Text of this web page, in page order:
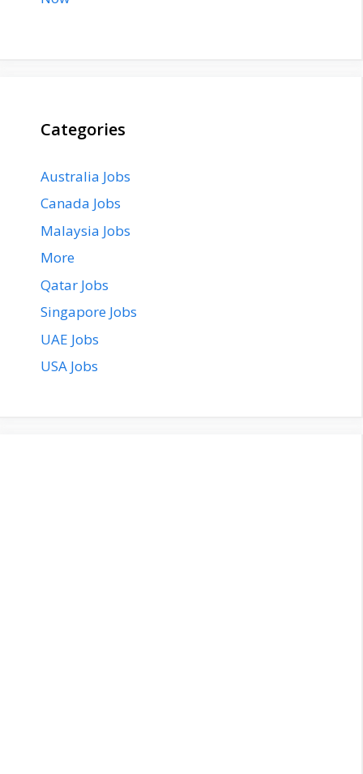
Categories
Australia Jobs
Canada Jobs
Malaysia Jobs
More
Qatar Jobs
Singapore Jobs
UAE Jobs
USA Jobs